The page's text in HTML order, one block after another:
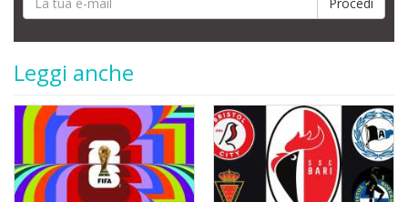
Leggi anche